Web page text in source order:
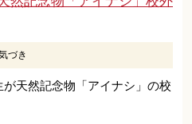
づき
天然記念物「アイナシ」の校